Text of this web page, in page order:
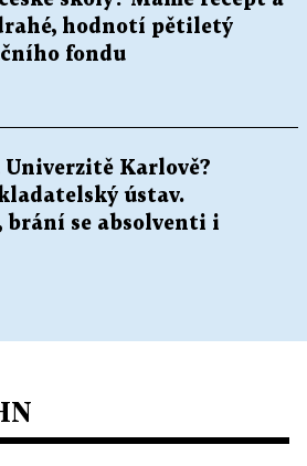
hodnotí pětiletý
fondu
Karlově?
ústav.
brání se absolventi i